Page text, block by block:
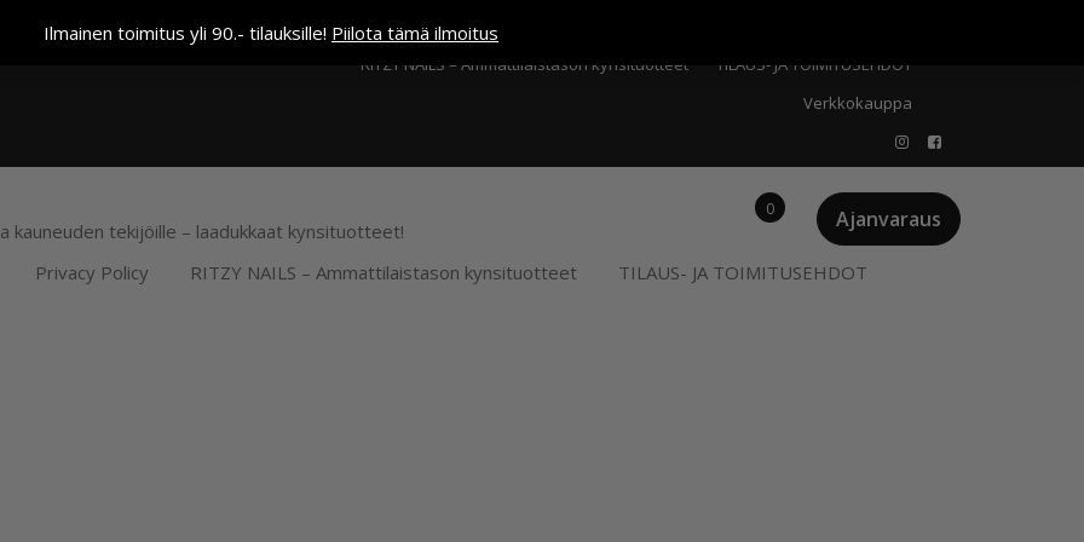
Ilmainen toimitus yli 90.- tilauksille! Piilota tämä ilmoitusKassa
RITZY NAILS – Ammattilaistason kynsituotteet
TILAUS- JA TOIMITUSEHDOT
Verkkokauppa
kauneuden tekijöille – laadukkaat kynsituotteet! Ajanvaraus
0
Privacy Policy RITZY NAILS – Ammattilaistason kynsituotteet TILAUS- JA TOIMITUSEHDOT